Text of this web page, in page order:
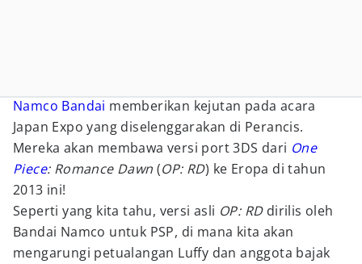
Namco Bandai memberikan kejutan pada acara
Japan Expo yang diselenggarakan di Perancis.
Mereka akan membawa versi port 3DS dari One
Piece: Romance Dawn (OP: RD) ke Eropa di tahun
2013 ini!
Seperti yang kita tahu, versi asli OP: RDdirilis oleh
Bandai Namco untuk PSP, di mana kita akan
mengarungi petualangan Luffy dan anggota bajak